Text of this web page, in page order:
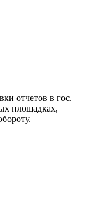
отчетов в гос.
площадках,